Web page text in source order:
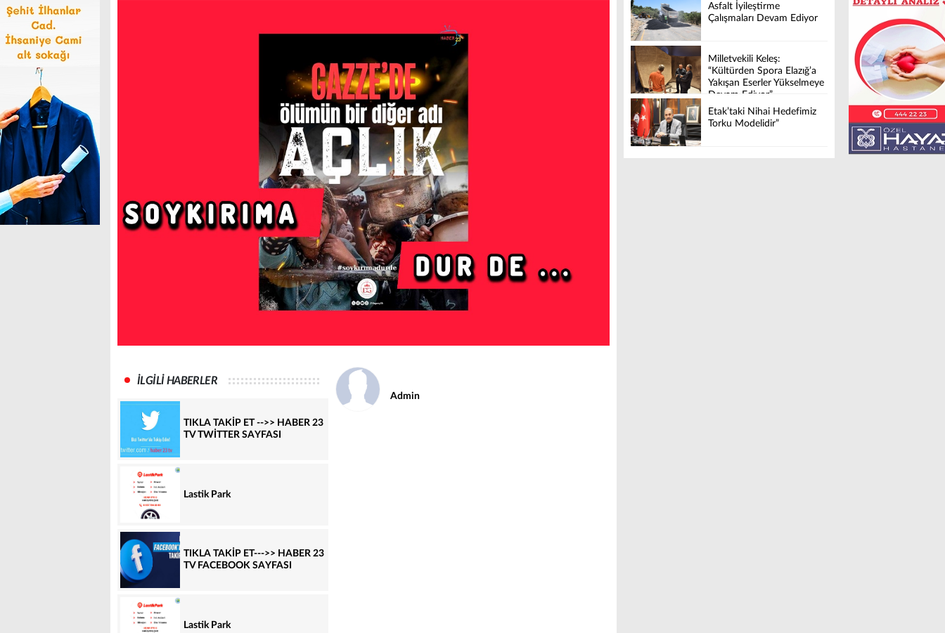
İLGİLİ HABERLER
TIKLA TAKİP ET -->> HABER 23
TV TWİTTER SAYFASI
Lastik Park
TIKLA TAKİP ET--->> HABER 23
TV FACEBOOK SAYFASI
Lastik Park
Admin
Asfalt İyileştirme
Çalışmaları Devam Ediyor
Milletvekili Keleş:
“Kültürden Spora Elazığ’a
Yakışan Eserler Yükselmeye
Devam Ediyor”
Etak’taki Nihai Hedefimiz
Torku Modelidir”